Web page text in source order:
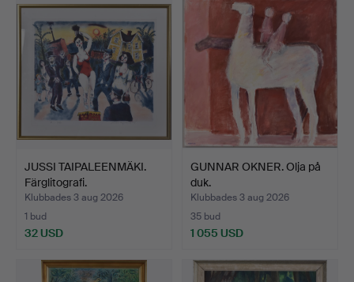
JUSSI TAIPALEENMÄKI.
Färglitografi.
Klubbades 3 aug 2026
1 bud
32 USD
GUNNAR OKNER. Olja på
duk.
Klubbades 3 aug 2026
35 bud
1 055 USD